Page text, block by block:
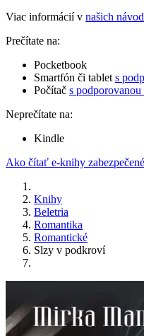
Viac informácií v našich
Prečítate na:
Pocketbook
Smartfón či tablet s
Počítač s
Neprečítate na:
Kindle
Ako čítať e-knihy
Knihy
Beletria
Romantika
Romantické
Slzy v podkroví